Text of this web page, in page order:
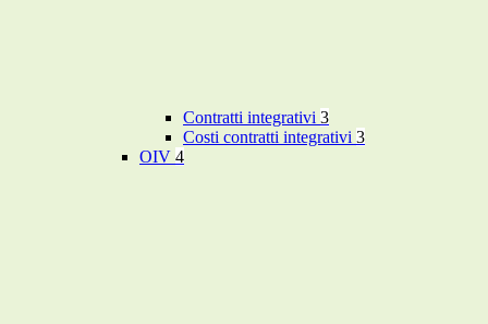
Contratti integrativi 3
Costi contratti integrativi 3
OIV 4